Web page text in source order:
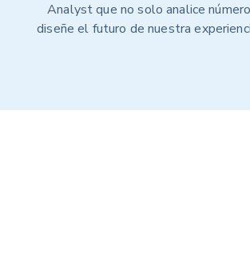
Analyst que no solo analice
diseñe el futuro de nuestra